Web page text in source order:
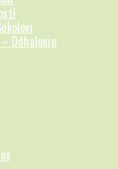
Odhalenie